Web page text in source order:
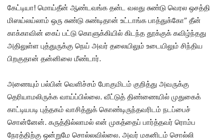
கேட்டியா! மொய்தீன் ஆண்டவங்க தன்ட வலது சுண்டு வெரல ஒசத்தி
மிஸய்லய்லாம் ஒரு சுண்டு சுண்டிதான் உட்டாங்க பாத்துக்கோ” தீன்
காக்காவின் கைப் பட்டு கொளுக்கியில் கிடந்த தூக்குக் கவிழ்ந்தது
அதிலுள்ள புத்துருக்கு நெய் அவர் தலையிலும் உடையிலும் சிந்திய
பிறகுதான் தன்னிலை மீண்டார்.
அணையும் பல்பின் வெளிச்சம் போகுமிடம் குறித்து அவருக்கு
தெரியாமலிருக்க வாய்ப்பில்லை. வீட்டுத் திண்ணையில் முதுகைக்
காட்டியபடி புத்தகம் வாசித்துக் கொண்டிருந்தவரிடம் நடப்பைச்
சொன்னேன். கருத்தில்லாமல் என் முகத்தைப் பார்த்தவர் ரொம்ப
நேரத்திற்கு ஒன்றுமே சொல்லவில்லை. அவர் மகனிடம் சொல்லி